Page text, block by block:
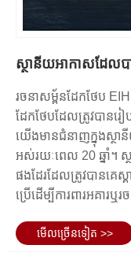
គុណសម្បត្តិនៃរចនាសម្ព័ន្ធ
ដែកគឺជាវត្ថុធាតុដ៏រឹងមាំ និង
សម្រាប់រចនាសម្ព័ន្ធអាកាស
ខណ្ឌអាកាសធាតុប្រែប្រួល។ ភ
វែងនៃកន្លែងព្រលានយន្តហោ
ទីពីរ រចនាសម្ព័ន្ធដែកផ្តល់នូវ
បំណងយ៉ាងងាយស្រួលដើម្បីបំ
យន្តហោះ មិនថាជាអគារចំណ
ស្ថានីយអាកាសដែលប
រចនាសម្ព័នដែកថែប
ដែកថែបដែលត្រូវបានរ
យើងមានជំនាញក្នុងស្ថ
អស់រយៈពេល 20 ឆ្នាំ។ ស្
ផងដែរដែលត្រូវបានគេ
ប្រើដើម្បីការពារអគារឬ
សម្រាប់ការហូរទឹករំអិល
មើល​ច្រើន​ទៀត >>